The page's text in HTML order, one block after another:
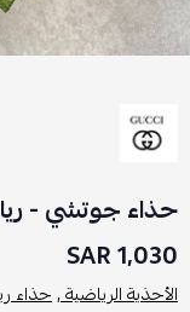
حذاء جوتشي -
1,030 SAR
الأحذية الرياضية ,حذاء